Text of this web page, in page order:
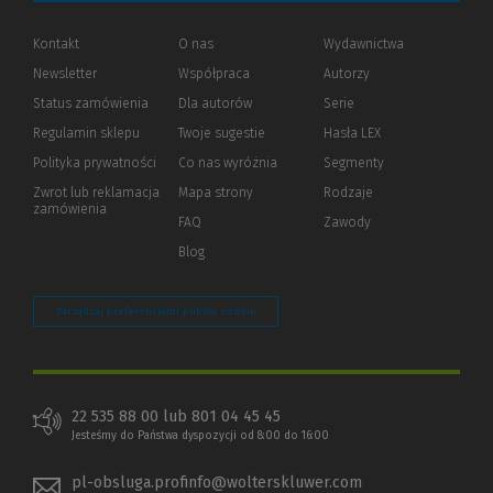
Kontakt
Newsletter
Status zamówienia
Regulamin sklepu
Polityka prywatności (Nowe
(Link
innej
Zwrot lub reklamacja
zamówienia
O nas
Współpraca
Dla autorów(Nowe
(Link
innej
strony)
Twoje sugestie
Co nas wyróżnia
Mapa strony
FAQ
Blog
Wydawnictwa
Autorzy
Serie
Hasła LEX
Segmenty
Rodzaje
Zawody
Zarządzaj preferencjami plików cookie
22 535 88 00 lub 801 04 45 45
Jesteśmy do Państwa dyspozycji od 8:00 do 16:00
pl-obsluga.profinfo@wolterskluwer.com